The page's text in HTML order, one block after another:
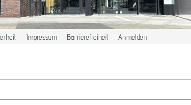
Impressum Barrierefreiheit Anmelden